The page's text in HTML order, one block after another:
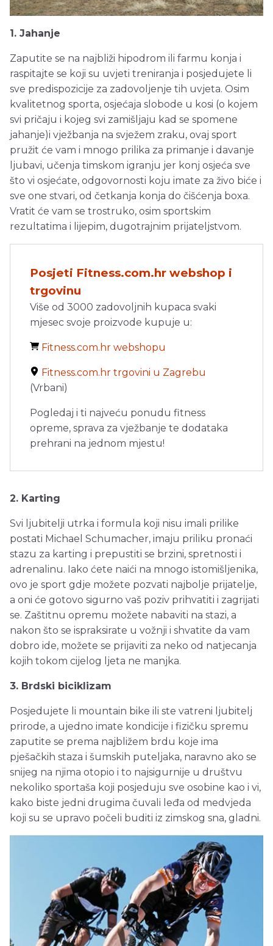
1. Jahanje
Zaputite se na najbliži hipodrom ili farmu konja i
raspitajte se koji su uvjeti treniranja i posjedujete li
sve predispozicije za zadovoljenje tih uvjeta. Osim
kvalitetnog sporta, osjećaja slobode u kosi (o kojem
svi pričaju i kojeg svi zamišljaju kad se spomene
jahanje)i vježbanja na svježem zraku, ovaj sport
pružit će vam i mnogo prilika za primanje i davanje
ljubavi, učenja timskom igranju jer konj osjeća sve
što vi osjećate, odgovornosti koju imate za živo biće i
sve one stvari, od četkanja konja do čišćenja boxa.
Vratit će vam se trostruko, osim sportskim
rezultatima i lijepim, dugotrajnim prijateljstvom.
Posjeti Fitness.com.hr webshop i
trgovinu
Više od 3000 zadovoljnih kupaca svaki
mjesec svoje proizvode kupuje u:
Fitness.com.hr webshopu
Fitness.com.hr trgovini u Zagrebu
(Vrbani)
Pogledaj i ti najveću ponudu fitness
opreme, sprava za vježbanje te dodataka
prehrani na jednom mjestu!
2. Karting
Svi ljubitelji utrka i formula koji nisu imali prilike
postati Michael Schumacher, imaju priliku pronaći
stazu za karting i prepustiti se brzini, spretnosti i
adrenalinu. Iako ćete naići na mnogo istomišljenika,
ovo je sport gdje možete pozvati najbolje prijatelje,
a oni će gotovo sigurno vaš poziv prihvatiti i zagrijati
se. Zaštitnu opremu možete nabaviti na stazi, a
nakon što se ispraksirate u vožnji i shvatite da vam
dobro ide, možete se prijaviti za neko od natjecanja
kojih tokom cijelog ljeta ne manjka.
3. Brdski biciklizam
Posjedujete li mountain bike ili ste vatreni ljubitelj
prirode, a ujedno imate kondicije i fizičku spremu
zaputite se prema najbližem brdu koje ima
pješačkih staza i šumskih puteljaka, naravno ako se
snijeg na njima otopio i to najsigurnije u društvu
nekoliko sportaša koji posjeduju sve osobine kao i vi,
kako biste jedni drugima čuvali leđa od medvjeda
koji su se upravo počeli buditi iz zimskog sna, gladni.